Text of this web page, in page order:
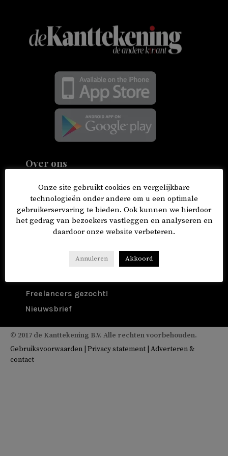
Over ons
de Kanttekening is een onafhankelijke en
emancipatoire mediaorganisatie. Onze
kernwaarden zijn: vrij, moedig en inclusief.
Freelancers gezocht!
Nieuwsbrief
© 2017 de Kanttekening B.V. Alle rechten voorbehouden.
Gebruiksvoorwaarden Privacy statement Adverteren &
contact
Onze site gebruikt cookies en vergelijkbare
technologieën onder andere om u een optimale
gebruikerservaring te bieden. Ook kunnen we hierdoor
het gedrag van bezoekers vastleggen en analyseren en
daardoor onze website verbeteren.
Annuleren Akkoord